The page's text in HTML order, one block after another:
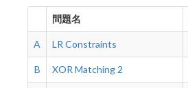
問題名
A LR Constraints
B XOR Matching 2